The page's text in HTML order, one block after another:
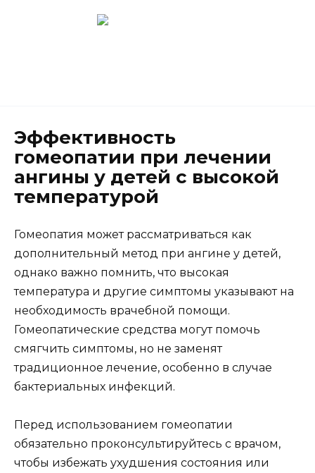
Эффективность
гомеопатии при лечении
ангины у детей с высокой
температурой
Гомеопатия может рассматриваться как
дополнительный метод при ангине у детей,
однако важно помнить, что высокая
температура и другие симптомы указывают на
необходимость врачебной помощи.
Гомеопатические средства могут помочь
смягчить симптомы, но не заменят
традиционное лечение, особенно в случае
бактериальных инфекций.
Перед использованием гомеопатии
обязательно проконсультируйтесь с врачом,
чтобы избежать ухудшения состояния или